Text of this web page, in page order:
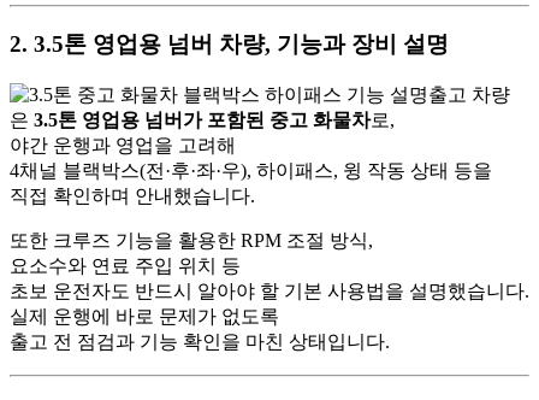
2. 3.5톤 영업용 넘버 차량, 기능과 장비 설명
출고 차량
은 3.5톤 영업용 넘버가 포함된 중고 화물차로,
야간 운행과 영업을 고려해
4채널 블랙박스(전·후·좌·우), 하이패스, 윙 작동 상태 등을
직접 확인하며 안내했습니다.
또한 크루즈 기능을 활용한 RPM 조절 방식,
요소수와 연료 주입 위치 등
초보 운전자도 반드시 알아야 할 기본 사용법을 설명했습니다.
실제 운행에 바로 문제가 없도록
출고 전 점검과 기능 확인을 마친 상태입니다.